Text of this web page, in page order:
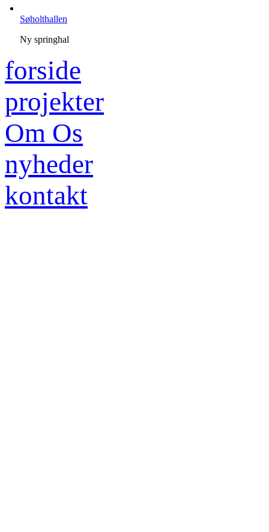
Søholthallen
Ny springhal
forside
projekter
Om Os
nyheder
kontakt